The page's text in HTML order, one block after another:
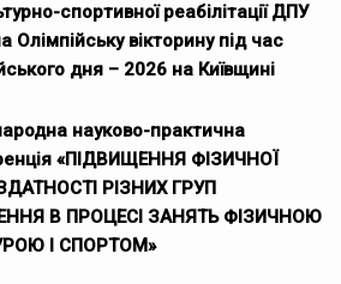
спортивної реабілітації ДПУ
Олімпійську вікторину під час
дня – 2026 на Київщині
науково-практична
«ПІДВИЩЕННЯ ФІЗИЧНОЇ
РІЗНИХ ГРУП
В ПРОЦЕСІ ЗАНЯТЬ ФІЗИЧНОЮ
І СПОРТОМ»